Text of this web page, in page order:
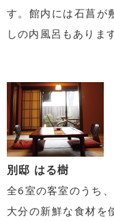
す。館内には石菖が
しの内風呂もあります
別邸 はる樹
全6室の客室のうち
大分の新鮮な食材を